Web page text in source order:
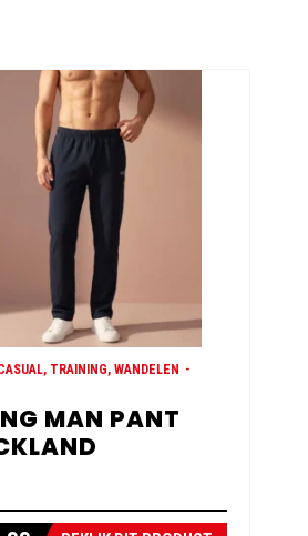
TRAINING, WANDELEN
MAN PANT